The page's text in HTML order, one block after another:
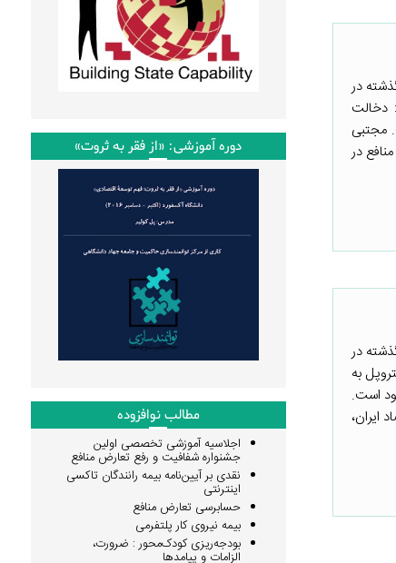
در
دخالت
مجتبی
در
در
به
است.
ایران،
دوره آموزشی: «از فقر به ثروت»
مطالب نوافزوده
اجلاسیه آموزشی تخصصی اولین
جشنواره شفافیت و رفع تعارض منافع
نقدی بر آیین‌نامه بیمه رانندگان تاکسی
اینترنتی
حسابرسی تعارض منافع
بیمه نیروی کار پلتفرمی
بودجه‌ریزی کودک‌محور : ضرورت،
الزامات و پیامدها